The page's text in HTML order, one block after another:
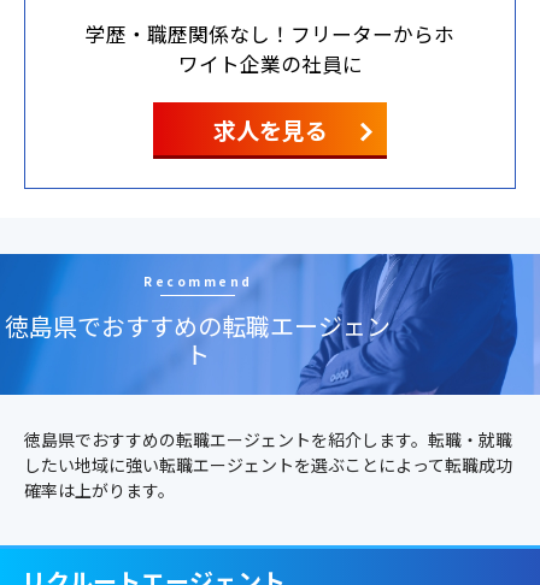
学歴・職歴関係なし！フリーターからホ
ワイト企業の社員に
求人を見る
Recommend
徳島県でおすすめの転職エージェン
ト
徳島県でおすすめの転職エージェントを紹介します。転職・就職
したい地域に強い転職エージェントを選ぶことによって転職成功
確率は上がります。